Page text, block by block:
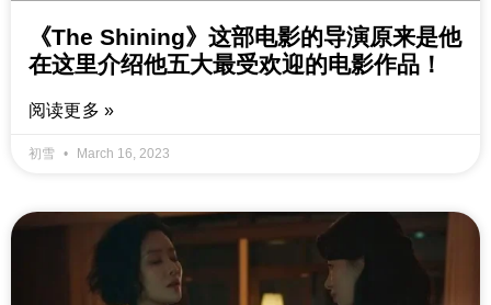
《The Shining》这部电影的导演原来是他
在这里介绍他五大最受欢迎的电影作品！
阅读更多 »
初雪 March 16, 2023